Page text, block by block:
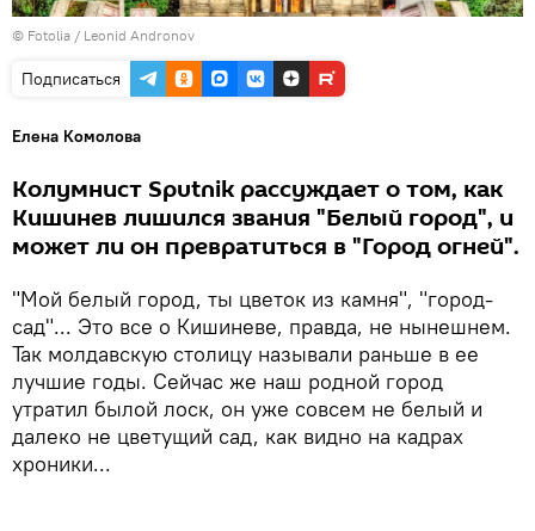
© Fotolia / Leonid Andronov
Подписаться
Елена Комолова
Колумнист Sputnik рассуждает о том, как
Кишинев лишился звания "Белый город", и
может ли он превратиться в "Город огней".
"Мой белый город, ты цветок из камня", "город-
сад"... Это все о Кишиневе, правда, не нынешнем.
Так молдавскую столицу называли раньше в ее
лучшие годы. Сейчас же наш родной город
утратил былой лоск, он уже совсем не белый и
далеко не цветущий сад, как видно на кадрах
хроники...